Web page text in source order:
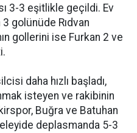
3-3 eşitlikle geçildi. Ev
golünüde Rıdvan
gollerini ise Furkan 2 ve
daha hızlı başladı,
isteyen ve rakibinin
Buğra ve Batuhan
deplasmanda 5-3